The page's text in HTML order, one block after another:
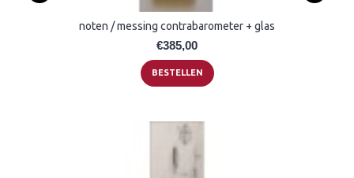
noten / messing contrabarometer + glas
€385,00
BESTELLEN